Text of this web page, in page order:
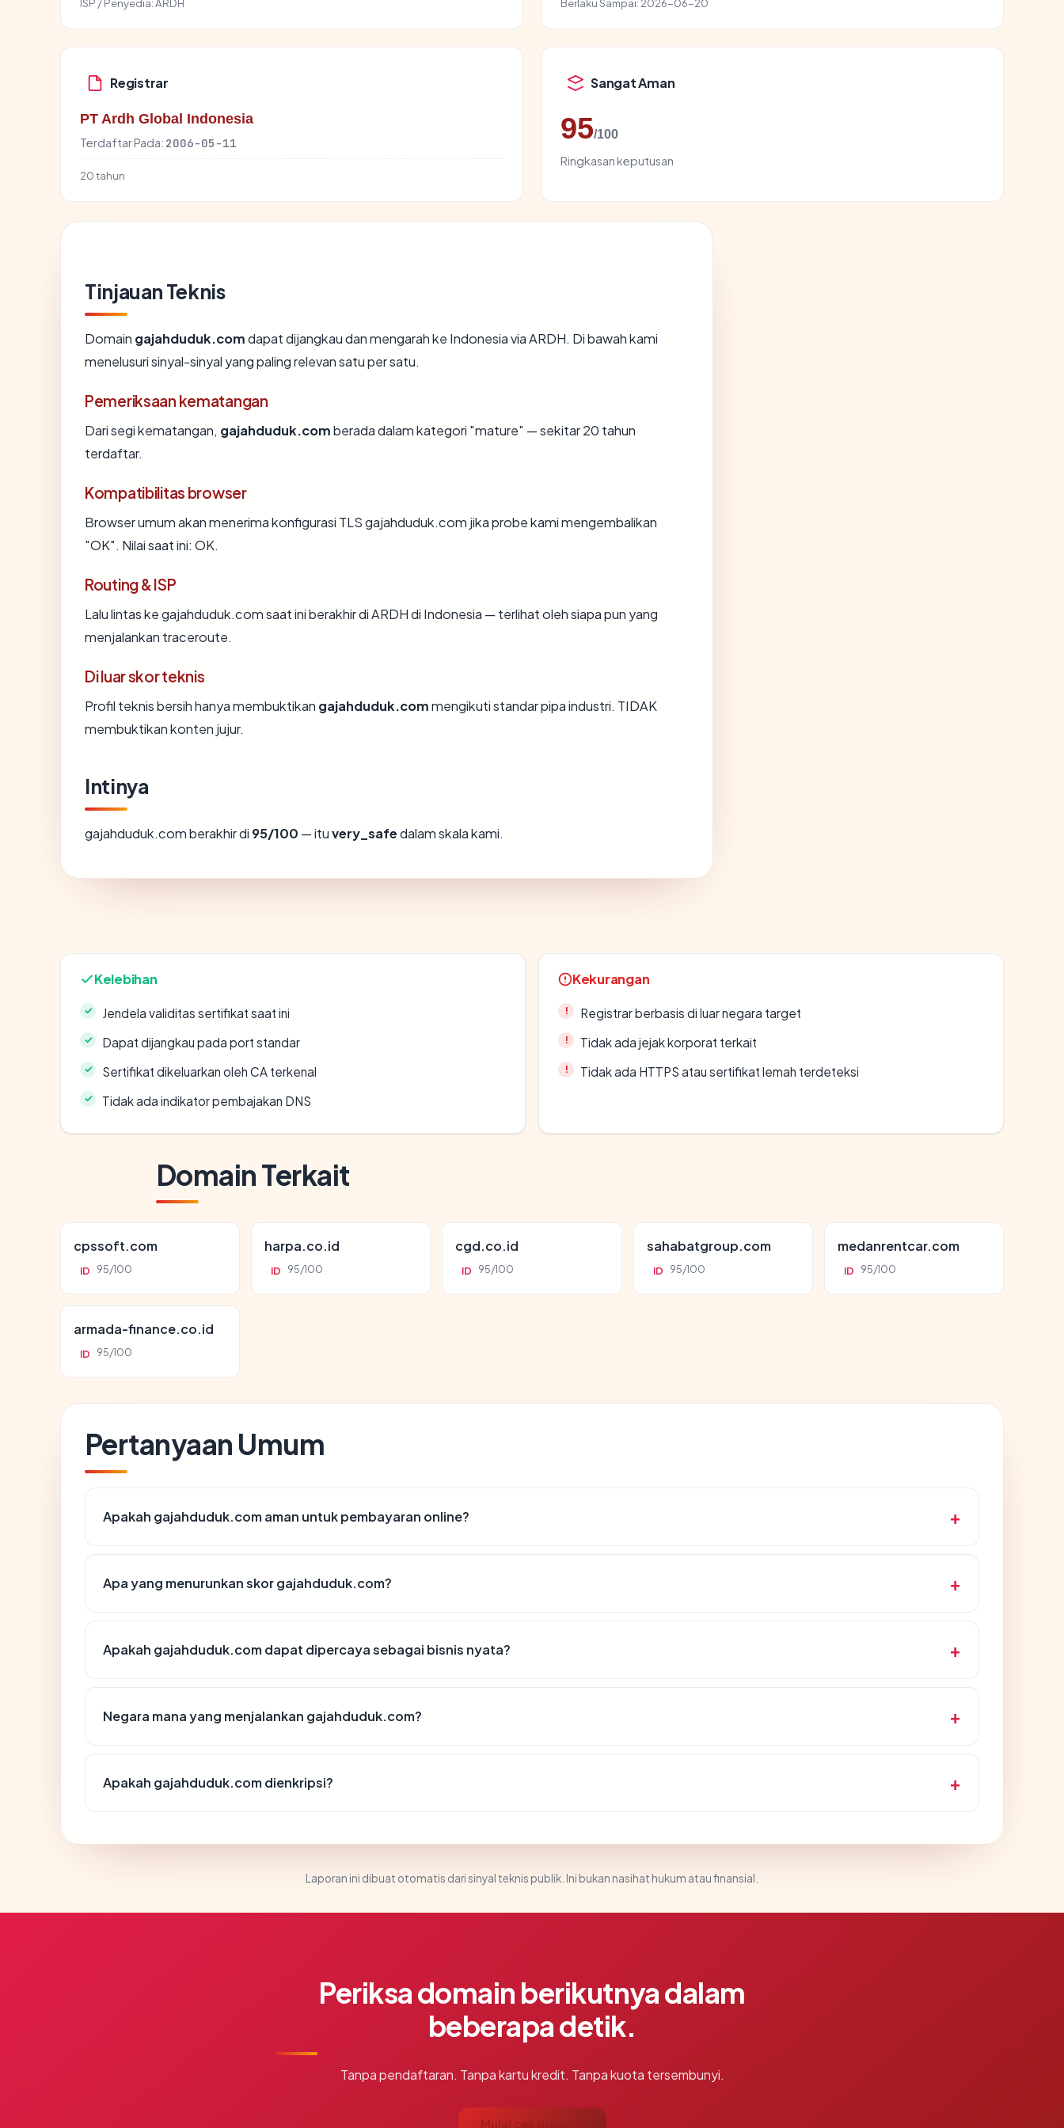
Registrar
PT Ardh Global Indonesia
Terdaftar Pada: 2006-05-11
20 tahun
Sangat Aman
95/100
Ringkasan keputusan
Tinjauan Teknis
Domain gajahduduk.comdapat dijangkau dan mengarah ke Indonesia via ARDH. Di bawah kami
menelusuri sinyal-sinyal yang paling relevan satu per satu.
Pemeriksaan kematangan
Dari segi kematangan, gajahduduk.comberada dalam kategori "mature" — sekitar 20 tahun
terdaftar.
Kompatibilitas browser
Browser umum akan menerima konfigurasi TLS gajahduduk.com jika probe kami mengembalikan
"OK". Nilai saat ini: OK.
Routing & ISP
Lalu lintas ke gajahduduk.com saat ini berakhir di ARDH di Indonesia — terlihat oleh siapa pun yang
menjalankan traceroute.
Di luar skor teknis
Profil teknis bersih hanya membuktikan gajahduduk.commengikuti standar pipa industri. TIDAK
membuktikan konten jujur.
Intinya
gajahduduk.com berakhir di 95/100 — ituvery_safedalam skala kami.
Kelebihan
Jendela validitas sertifikat saat ini
Dapat dijangkau pada port standar
Sertifikat dikeluarkan oleh CA terkenal
Tidak ada indikator pembajakan DNS
Kekurangan
Registrar berbasis di luar negara target
Tidak ada jejak korporat terkait
Tidak ada HTTPS atau sertifikat lemah terdeteksi
Domain Terkait
cpssoft.com
ID 95/100
harpa.co.id
ID 95/100
cgd.co.id
ID 95/100
sahabatgroup.com
ID 95/100
medanrentcar.com
ID 95/100
armada-finance.co.id
ID 95/100
Pertanyaan Umum
Apakah gajahduduk.com aman untuk pembayaran online?
Apa yang menurunkan skor gajahduduk.com?
Apakah gajahduduk.com dapat dipercaya sebagai bisnis nyata?
Negara mana yang menjalankan gajahduduk.com?
Apakah gajahduduk.com dienkripsi?
Laporan ini dibuat otomatis dari sinyal teknis publik. Ini bukan nasihat hukum atau finansial.
Periksa domain berikutnya dalam
beberapa detik.
Tanpa pendaftaran. Tanpa kartu kredit. Tanpa kuota tersembunyi.
Mulai cek gratis →